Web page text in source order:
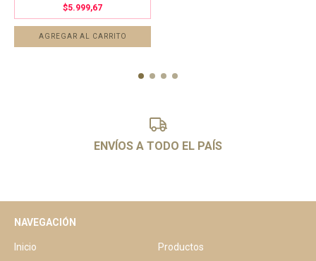
$5.999,67
ENVÍOS A TODO EL PAÍS
NAVEGACIÓN
Inicio Productos